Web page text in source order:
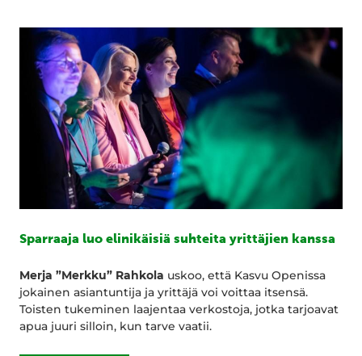
Sparraaja luo elinikäisiä suhteita yrittäjien kanssa
Merja ”Merkku” Rahkola uskoo, että Kasvu Openissa
jokainen asiantuntija ja yrittäjä voi voittaa itsensä.
Toisten tukeminen laajentaa verkostoja, jotka tarjoavat
apua juuri silloin, kun tarve vaatii.